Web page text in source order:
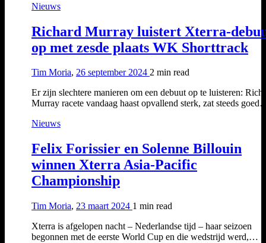
Nieuws
Richard Murray luistert Xterra-
op met zesde plaats WK Shorttrack
Tim Moria, 26 september 2024 2 min read
Er zijn slechtere manieren om een debuut op te luisteren:
Murray racete vandaag haast opvallend sterk, zat steeds
Nieuws
Felix Forissier en Solenne Billouin
winnen Xterra Asia-Pacific
Championship
Tim Moria, 23 maart 2024 1 min read
Xterra is afgelopen nacht – Nederlandse tijd – haar seizoen
begonnen met de eerste World Cup en die wedstrijd werd,…